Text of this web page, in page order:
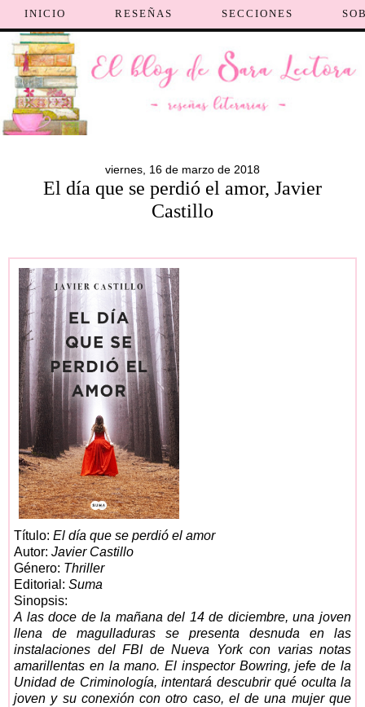
INICIO RESEÑAS SECCIONES
viernes, 16 de marzo de 2018
El día que se perdió el amor, Javier
Castillo
Título: El día que se perdió el amor
Autor: Javier Castillo
Género: Thriller
Editorial: Suma
Sinopsis:
A las doce de la mañana del 14 de diciembre, una joven
llena de magulladuras se presenta desnuda en las
instalaciones del FBI de Nueva York con varias notas
amarillentas en la mano. El inspector Bowring, jefe de la
Unidad de Criminología, intentará descubrir qué oculta la
joven y su conexión con otro caso, el de una mujer que